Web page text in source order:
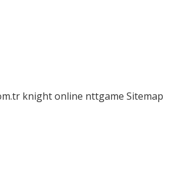
knight online nttgame Sitemap